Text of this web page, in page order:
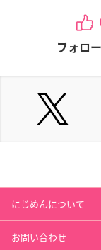
フォロ
にじめんについて
お問い合わせ